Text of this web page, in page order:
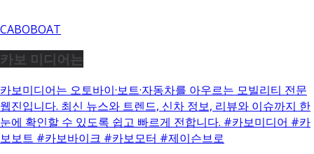
CABOBOAT
카보 미디어는
카보미디어는 오토바이·보트·자동차를 아우르는 모빌리티 전문
웹진입니다. 최신 뉴스와 트렌드, 신차 정보, 리뷰와 이슈까지 한
눈에 확인할 수 있도록 쉽고 빠르게 전합니다. #카보미디어 #카
보보트 #카보바이크 #카보모터 #제이슨브로